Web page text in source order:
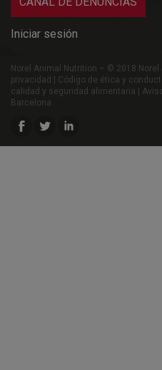
Iniciar sesión
Norel Animal Nutrition – © 2018 Norel
privacidad | Código de ética y
calidad y seguridad alimentaria |
Barcelona